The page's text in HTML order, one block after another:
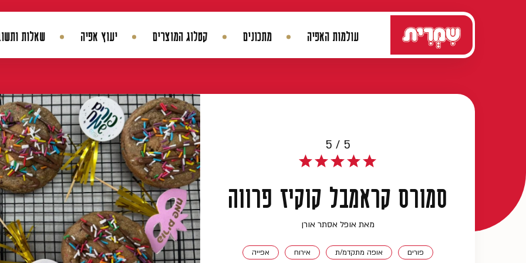
ניווט ראשי עולמות האפיה מתכונים קטלוג המוצרים יעוץ אפיה שאלות
5 / 5
סמורס קראמבל קוקיז פרווה
מאת אופל אסתר אורן
פורים אופה מתקדמ/ת אירוח אפייה